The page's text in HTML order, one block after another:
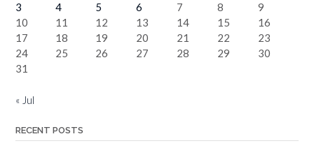
3
4 5 6 7 8
9
10
11 12 13 14 15
16
17
18 19 20 21 22
23
24
25 26 27 28 29
30
31
« Jul
RECENT POSTS